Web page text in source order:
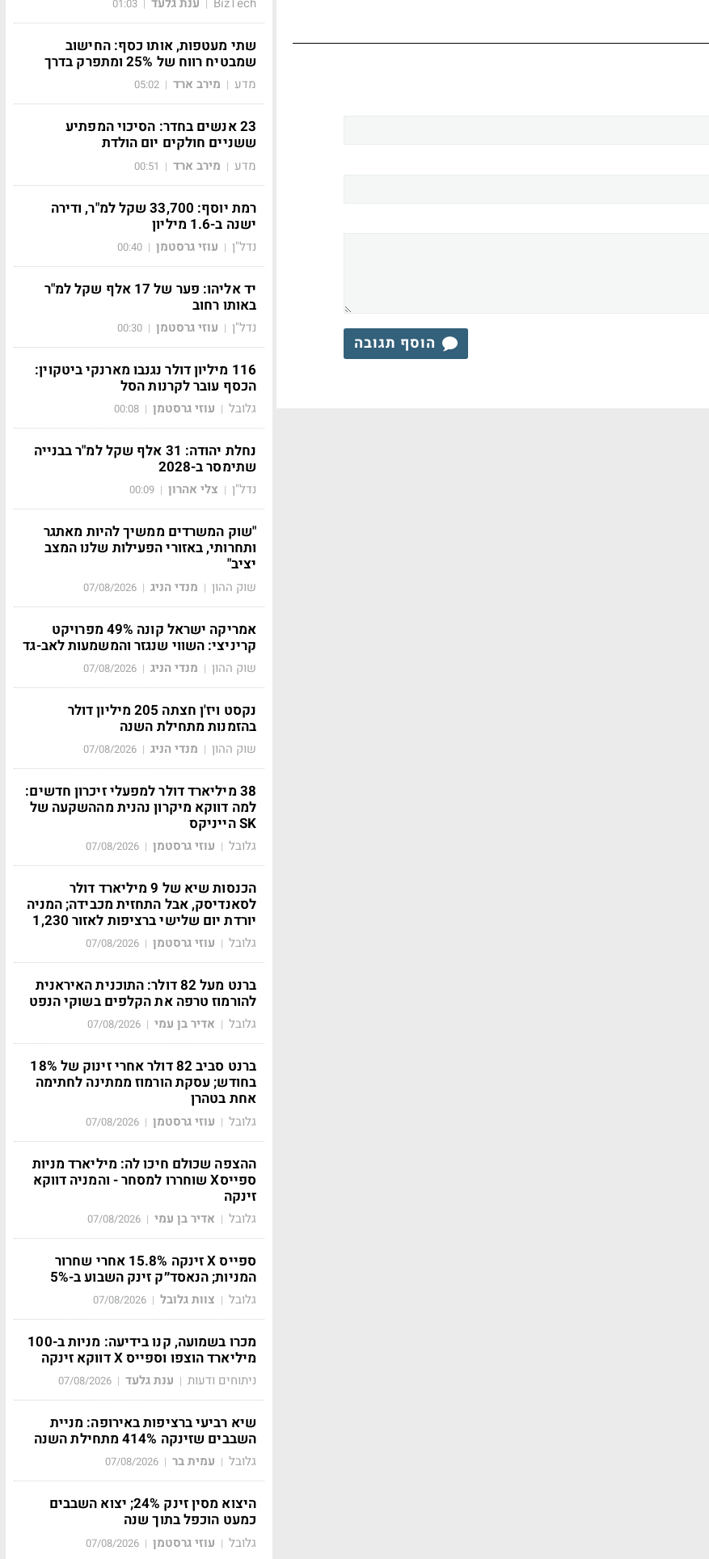
הוסף תגובה
|
|
01:03
שתי מעטפות, אותו כסף: החישוב
שמבטיח רווח של 25% ומתפרק בדרך
מדע | מירב ארד |
05:02
23 אנשים בחדר: הסיכוי המפתיע
ששניים חולקים יום הולדת
מדע | מירב ארד |
00:51
רמת יוסף: 33,700 שקל למ"ר, ודירה
ישנה ב-1.6 מיליון
נדל"ן | עוזי גרסטמן |
00:40
יד אליהו: פער של 17 אלף שקל למ"ר
באותו רחוב
נדל"ן | עוזי גרסטמן |
00:30
116 מיליון דולר נגנבו מארנקי ביטקוין:
הכסף עובר לקרנות הסל
גלובל | עוזי גרסטמן |
00:08
נחלת יהודה: 31 אלף שקל למ"ר בבנייה
שתימסר ב-2028
נדל"ן | צלי אהרון |
00:09
"שוק המשרדים ממשיך להיות מאתגר
ותחרותי, באזורי הפעילות שלנו המצב
יציב"
שוק ההון | מנדי הניג |
07/08/2026
אמריקה ישראל קונה 49% מפרויקט
קריניצי: השווי שנגזר והמשמעות לאב-גד
שוק ההון | מנדי הניג |
07/08/2026
נקסט ויז'ן חצתה 205 מיליון דולר
בהזמנות מתחילת השנה
שוק ההון | מנדי הניג |
07/08/2026
38 מיליארד דולר למפעלי זיכרון חדשים:
למה דווקא מיקרון נהנית מההשקעה של
SK הייניקס
גלובל | עוזי גרסטמן |
07/08/2026
הכנסות שיא של 9 מיליארד דולר
לסאנדיסק, אבל התחזית מכבידה; המניה
יורדת יום שלישי ברציפות לאזור 1,230
גלובל | עוזי גרסטמן |
07/08/2026
ברנט מעל 82 דולר: התוכנית האיראנית
להורמוז טרפה את הקלפים בשוקי הנפט
גלובל | אדיר בן עמי |
07/08/2026
ברנט סביב 82 דולר אחרי זינוק של 18%
בחודש; עסקת הורמוז ממתינה לחתימה
אחת בטהרן
גלובל | עוזי גרסטמן |
07/08/2026
ההצפה שכולם חיכו לה: מיליארד מניות
ספייסX שוחררו למסחר - והמניה דווקא
זינקה
גלובל | אדיר בן עמי |
07/08/2026
ספייס X זינקה 15.8% אחרי שחרור
המניות; הנאסד״ק זינק השבוע ב-5%
גלובל | צוות גלובל |
07/08/2026
מכרו בשמועה, קנו בידיעה: מניות ב-100
מיליארד הוצפו וספייס X דווקא זינקה
ניתוחים ודעות | ענת גלעד |
07/08/2026
שיא רביעי ברציפות באירופה: מניית
השבבים שזינקה 414% מתחילת השנה
גלובל | עמית בר |
07/08/2026
היצוא מסין זינק 24%; יצוא השבבים
כמעט הוכפל בתוך שנה
גלובל | עוזי גרסטמן |
07/08/2026